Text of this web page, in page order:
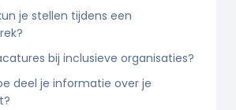
je stellen tijdens een
bij inclusieve organisaties?
deel je informatie over je